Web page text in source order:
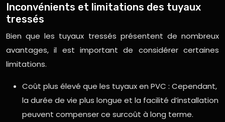
Inconvénients et limitations des tuyaux
tressés
Bien que les tuyaux tressés présentent de nombreux
avantages, il est important de considérer certaines
limitations.
Coût plus élevé que les tuyaux en PVC : Cependant,
la durée de vie plus longue et la facilité d’installation
peuvent compenser ce surcoût à long terme.